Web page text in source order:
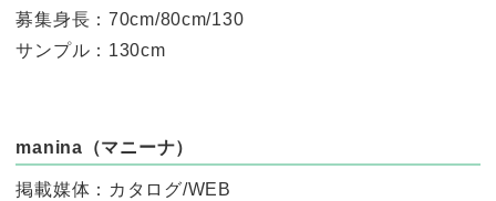
募集身長：70cm/80cm/130
サンプル：130cm
manina（マニーナ）
掲載媒体：カタログ/WEB